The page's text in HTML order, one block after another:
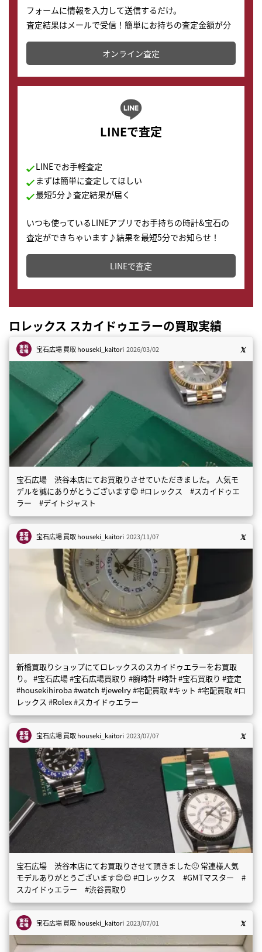
フォームに情報を入力して送信するだけ。
査定結果はメールで受信！簡単にお持ちの査定金額が分
かります。
オンライン査定
LINEで査定
LINEでお手軽査定
まずは簡単に査定してほしい
最短5分♪査定結果が届く
いつも使っているLINEアプリでお手持ちの時計&宝石の
査定ができちゃいます♪結果を最短5分でお知らせ！
どこからでもすぐに査定金額を知ることが出来ます。
LINEで査定
ロレックス スカイドゥエラーの買取実績
宝石広場 買取houseki_kaitori 2026/03/02
宝石広場 渋谷本店にてお買取りさせていただきました。 人気モ
デルを誠にありがとうございます😊 #ロレックス #スカイドゥエ
ラー #デイトジャスト
宝石広場 買取houseki_kaitori 2023/11/07
新橋買取りショップにてロレックスのスカイドゥエラーをお買取
り。 #宝石広場 #宝石広場買取り #腕時計 #時計 #宝石買取り #査定
#housekihiroba #watch #jewelry #宅配買取 #キット #宅配買取 #ロ
レックス #Rolex #スカイドゥエラー
宝石広場 買取houseki_kaitori 2023/07/07
宝石広場 渋谷本店にてお買取りさせて頂きました🙂 常連様人気
モデルありがとうございます😊😊 #ロレックス #GMTマスター #
スカイドゥエラー #渋谷買取り
宝石広場 買取houseki_kaitori 2023/07/01